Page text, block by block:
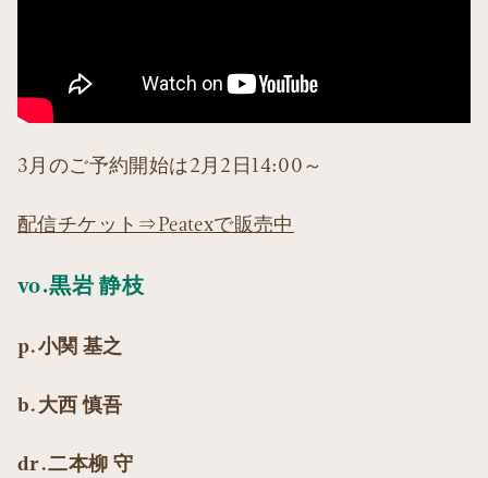
3月のご予約開始は2月2日14:00～
配信チケット⇒Peatexで販売中
vo.黒岩 静枝
p.小関 基之
b.大西 慎吾
dr.二本柳 守